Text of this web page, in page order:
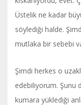
Üstelik ne kadar
söylediği halde.
mutlaka bir sebebi
Şimdi herkes o
edebiliyorum. Şunu
kumara yüklediği